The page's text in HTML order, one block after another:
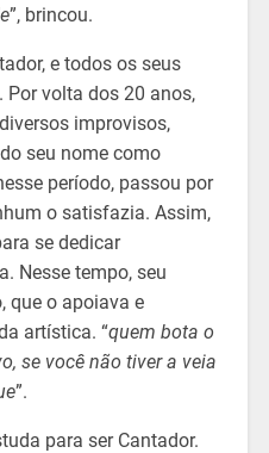
”, brincou.
e todos os seus
volta dos 20 anos,
improvisos,
seu nome como
período, passou por
o satisfazia. Assim,
se dedicar
Nesse tempo, seu
que o apoiava e
artística. “quem bota o
se você não tiver a veia
”.
para ser Cantador.